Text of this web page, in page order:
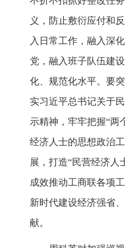
义，防止敷衍应付和
入日常工作，融入深
党，融入班子队伍建
化、规范化水平。要
实习近平总书记关于
示精神，牢牢把握“两
经济人士的思想政治
展，打造“民营经济人
成效推动工商联各项
新时代建设经济强省
献。